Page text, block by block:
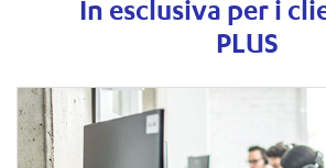
In esclusiva per i
PLUS